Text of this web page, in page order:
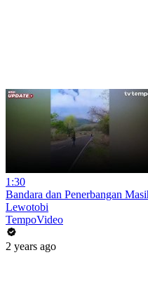
1:30
Bandara dan Penerbangan
Lewotobi
TempoVideo
2 years ago